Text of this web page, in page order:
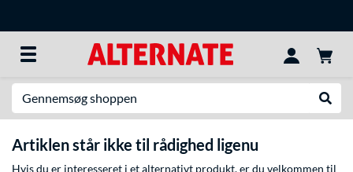
Artiklen står ikke til rådighed ligenu
Hvis du er interesseret i et alternativt produkt, er du velkommen til